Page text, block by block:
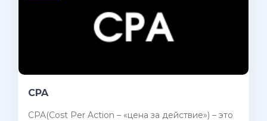
CPA
CPA(Cost Per Action – «цена за действие») – это